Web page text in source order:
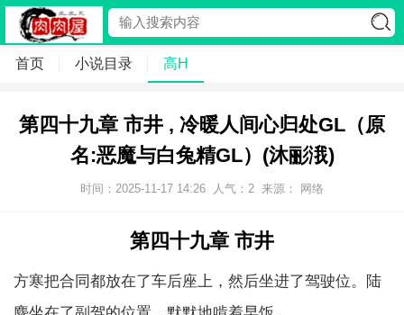
首页 小说目录 高H
第四十九章 市井 , 冷暖人间心归处GL（原
名:恶魔与白兔精GL）(沐彨涐)
时间：2025-11-17 14:26 人气： 2 来源： 网络
第四十九章 市井
方寒把合同都放在了车后座上，然后坐进了驾驶位。陆